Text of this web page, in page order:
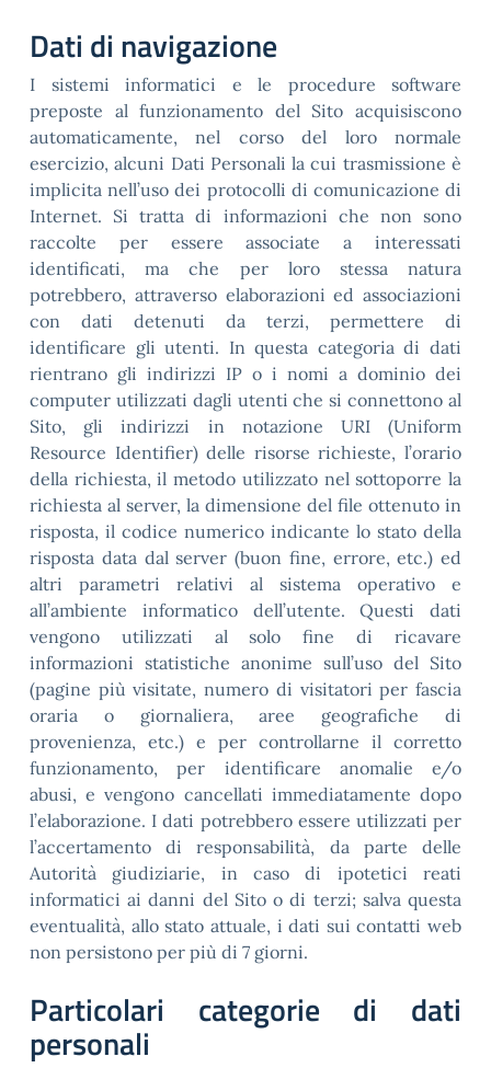
Dati di navigazione
I sistemi informatici e le procedure software
preposte al funzionamento del Sito acquisiscono
automaticamente, nel corso del loro normale
esercizio, alcuni Dati Personali la cui trasmissione è
implicita nell’uso dei protocolli di comunicazione di
Internet. Si tratta di informazioni che non sono
raccolte per essere associate a interessati
identificati, ma che per loro stessa natura
potrebbero, attraverso elaborazioni ed associazioni
con dati detenuti da terzi, permettere di
identificare gli utenti. In questa categoria di dati
rientrano gli indirizzi IP o i nomi a dominio dei
computer utilizzati dagli utenti che si connettono al
Sito, gli indirizzi in notazione URI (Uniform
Resource Identifier) delle risorse richieste, l’orario
della richiesta, il metodo utilizzato nel sottoporre la
richiesta al server, la dimensione del file ottenuto in
risposta, il codice numerico indicante lo stato della
risposta data dal server (buon fine, errore, etc.) ed
altri parametri relativi al sistema operativo e
all’ambiente informatico dell’utente. Questi dati
vengono utilizzati al solo fine di ricavare
informazioni statistiche anonime sull’uso del Sito
(pagine più visitate, numero di visitatori per fascia
oraria o giornaliera, aree geografiche di
provenienza, etc.) e per controllarne il corretto
funzionamento, per identificare anomalie e/o
abusi, e vengono cancellati immediatamente dopo
l’elaborazione. I dati potrebbero essere utilizzati per
l’accertamento di responsabilità, da parte delle
Autorità giudiziarie, in caso di ipotetici reati
informatici ai danni del Sito o di terzi; salva questa
eventualità, allo stato attuale, i dati sui contatti web
non persistono per più di 7 giorni.
Particolari categorie di dati
personali